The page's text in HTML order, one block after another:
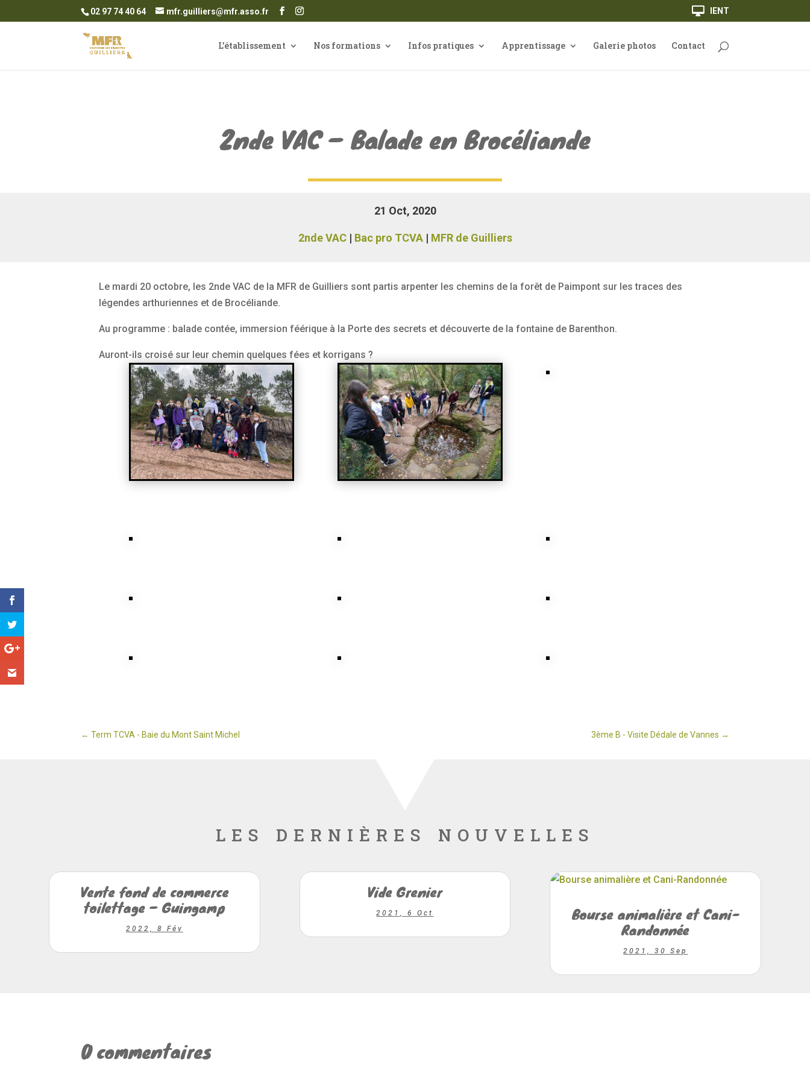
02 97 74 40 64 mfr.guilliers@mfr.asso.fr IENT
L’établissement Nos formations Infos pratiques Apprentissage Galerie photos Contact
2nde VAC – Balade en Brocéliande
21 Oct, 2020
2nde VAC| Bac pro TCVA| MFR de Guilliers
Le mardi 20 octobre, les 2nde VAC de la MFR de Guilliers sont partis arpenter les chemins de la forêt de Paimpont sur les traces des
légendes arthuriennes et de Brocéliande.
Au programme : balade contée, immersion féérique à la Porte des secrets et découverte de la fontaine de Barenthon.
Auront-ils croisé sur leur chemin quelques fées et korrigans ?
←Term TCVA - Baie du Mont Saint Michel 3ème B - Visite Dédale de Vannes →
les dernières nouvelles
Vente fond de commerce
toilettage – Guingamp
2022, 8 Fév
Vide Grenier
2021, 6 Oct Bourse animalière et Cani-
Randonnée
2021, 30 Sep
0 commentaires